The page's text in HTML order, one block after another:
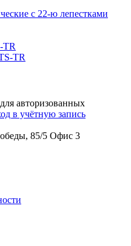
TR
авторизованных
в учётную запись
85/5 Офис 3